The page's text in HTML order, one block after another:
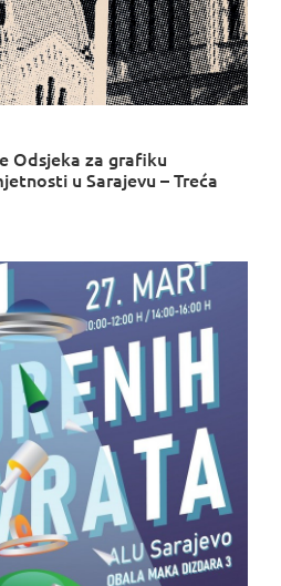
Odsjeka za grafiku
u Sarajevu – Treća